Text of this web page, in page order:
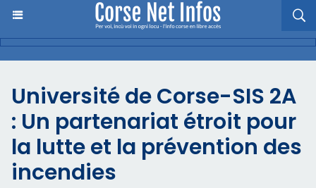
Université de Corse-SIS 2A
: Un partenariat étroit pour
la lutte et la prévention des
incendies